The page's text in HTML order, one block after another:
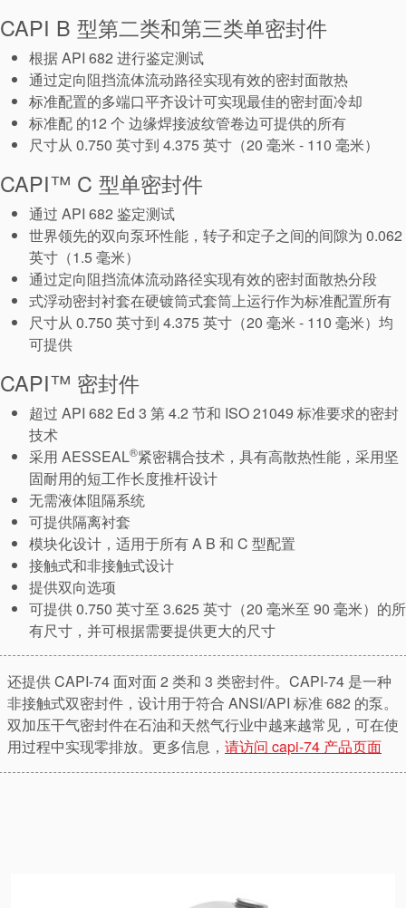
文章
可持续发展
CAPI B 型第二类和第三类单密封件
根据 API 682 进行鉴定测试
通过定向阻挡流体流动路径实现有效的密封面散热
标准配置的多端口平齐设计可实现最佳的密封面冷却
标准配 的12 个 边缘焊接波纹管卷边可提供的所有
尺寸从 0.750 英寸到 4.375 英寸（20 毫米 - 110 毫米）
CAPI™ C 型单密封件
通过 API 682 鉴定测试
世界领先的双向泵环性能，转子和定子之间的间隙为 0.062
英寸（1.5 毫米）
通过定向阻挡流体流动路径实现有效的密封面散热分段
式浮动密封衬套在硬镀筒式套筒上运行作为标准配置所有
尺寸从 0.750 英寸到 4.375 英寸（20 毫米 - 110 毫米）均
可提供
CAPI™ 密封件
超过 API 682 Ed 3 第 4.2 节和 ISO 21049 标准要求的密封
技术
采用 AESSEAL®紧密耦合技术，具有高散热性能，采用坚
固耐用的短工作长度推杆设计
无需液体阻隔系统
可提供隔离衬套
模块化设计，适用于所有 A B 和 C 型配置
接触式和非接触式设计
提供双向选项
可提供 0.750 英寸至 3.625 英寸（20 毫米至 90 毫米）的所
有尺寸，并可根据需要提供更大的尺寸
还提供 CAPI-74 面对面 2 类和 3 类密封件。CAPI-74 是一种
非接触式双密封件，设计用于符合 ANSI/API 标准 682 的泵。
双加压干气密封件在石油和天然气行业中越来越常见，可在使
用过程中实现零排放。更多信息， 请访问 capi-74 产品页面